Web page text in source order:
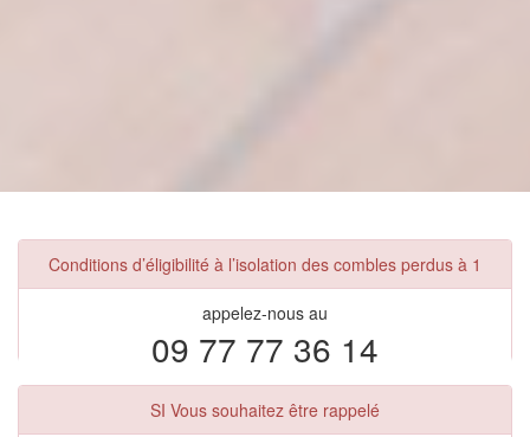
Conditions d’éligibilité à l’isolation des combles perdus à 1
appelez-nous au
09 77 77 36 14
SI Vous souhaitez être rappelé